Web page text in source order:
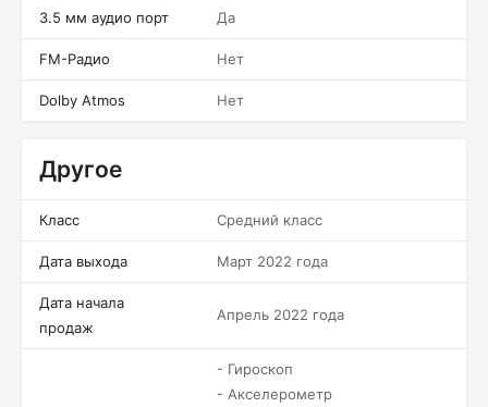
3.5 мм аудио порт Да
FM-Радио Нет
Dolby Atmos Нет
Другое
Класс Средний класс
Дата выхода Март 2022 года
Дата начала
продаж
Апрель 2022 года
- Гироскоп
- Акселерометр